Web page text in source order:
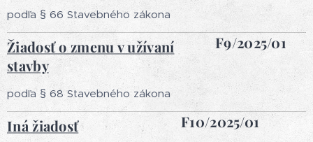
podľa § 66 Stavebného zákona
Žiadosť o zmenu v užívaní
stavby
podľa § 68 Stavebného zákona
F9/2025/01
Iná žiadosť
F10/2025/01